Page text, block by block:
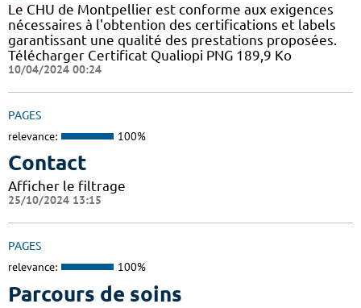
Le CHU de Montpellier est conforme aux exigences
nécessaires à l'obtention des certifications et labels
garantissant une qualité des prestations proposées.
Télécharger Certificat Qualiopi PNG 189,9 Ko
10/04/2024 00:24
PAGES
relevance: 100%
Contact
Afficher le filtrage
25/10/2024 13:15
PAGES
relevance: 100%
Parcours de soins